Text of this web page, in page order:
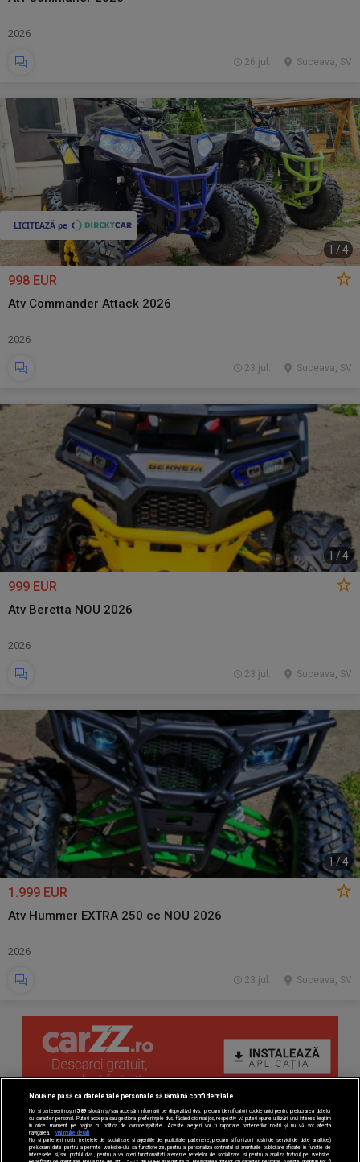
2026
Suceava, SV
26 jul.
1 /4
998 EUR
Atv Commander Attack 2026
2026
Suceava, SV
23 jul.
1 /4
999 EUR
Atv Beretta NOU 2026
2026
Suceava, SV
23 jul.
1/4
1.999 EUR
Atv Hummer EXTRA 250 cc NOU 2026
2026
Suceava, SV
23 jul.
Nouă ne pasă ca datele tale personale să rămână confidențiale
Noi și partenerii noștri 589 stocăm și/sau accesăm informații pe dispozitivul dvs., precum identificatorii cookie unici pentru prelucrarea datelor
cu caracter personal. Puteți accepta sau gestiona preferințele dvs. făcând clic mai jos, respectiv vă puteți opune utilizării unui interes legitim
în orice moment pe pagina cu politica de confidențialitate. Aceste alegeri vor fi raportate partenerilor noștri și nu vă vor afecta
navigarea.
Mai multe detalii
Noi si partenerii nostri (retelele de socializare si agentiile de publicitate partenere, precum si furnizorii nostri de servicii de date analitice)
prelucram date pentru a permite website-ului sa functioneze, pentru a personaliza continutul si anunturile publicitare afisate in functie de
interesele si/sau profilul dvs., pentru a va oferi functionalitati aferente retelelor de socializare si pentru a analiza traficul pe website.